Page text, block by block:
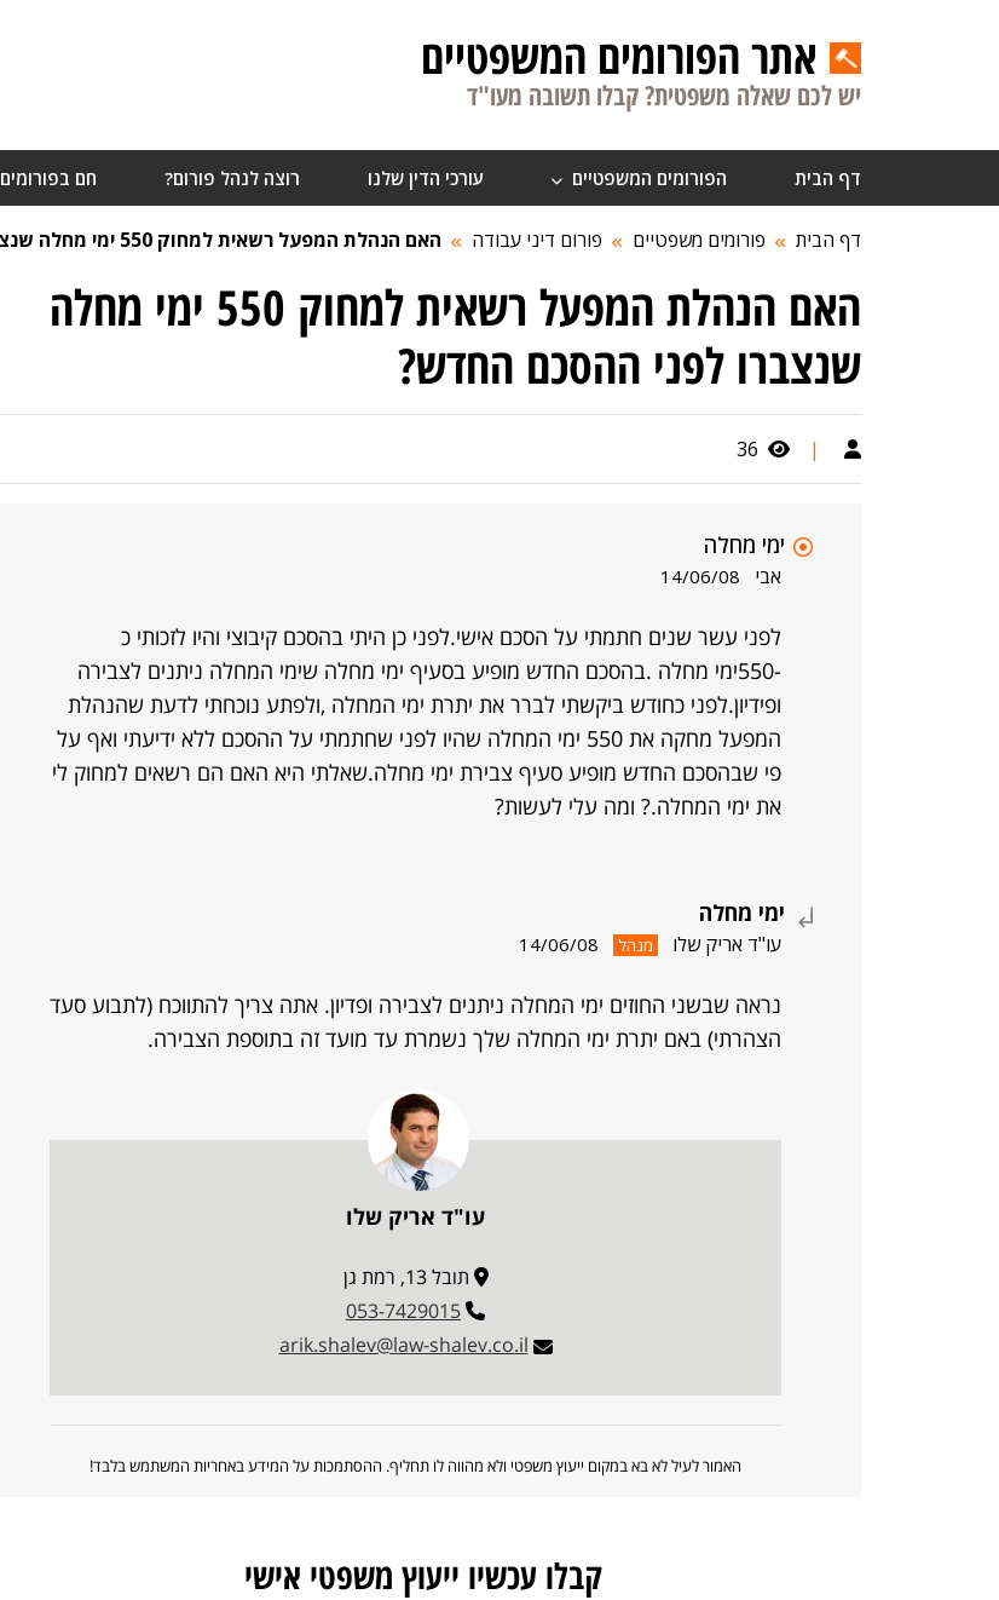
אתר הפורומים המשפטיים
יש לכם שאלה משפטית? קבלו תשובה מעו"ד
דף הבית הפורומים המשפטיים עורכי הדין שלנו רוצה לנהל פורום? חם בפורומים
דף הבית פורומים משפטיים פורום דיני עבודה האם הנהלת המפעל רשאית למחוק 550 ימי מחלה שנצברו לפני ההסכם החדש?
האם הנהלת המפעל רשאית למחוק 550 ימי מחלה
שנצברו לפני ההסכם החדש?
|
36
ימי מחלה
אבי 14/06/08
לפני עשר שנים חתמתי על הסכם אישי.לפני כן היתי בהסכם קיבוצי והיו לזכותי כ
-550ימי מחלה .בהסכם החדש מופיע בסעיף ימי מחלה שימי המחלה ניתנים לצבירה
ופידיון.לפני כחודש ביקשתי לברר את יתרת ימי המחלה ,ולפתע נוכחתי לדעת שהנהלת
המפעל מחקה את 550 ימי המחלה שהיו לפני שחתמתי על ההסכם ללא ידיעתי ואף על
פי שבהסכם החדש מופיע סעיף צבירת ימי מחלה.שאלתי היא האם הם רשאים למחוק לי
את ימי המחלה.? ומה עלי לעשות?
ימי מחלה
עו"ד אריק שלו מנהל 14/06/08
נראה שבשני החוזים ימי המחלה ניתנים לצבירה ופדיון. אתה צריך להתווכח (לתבוע סעד
הצהרתי) באם יתרת ימי המחלה שלך נשמרת עד מועד זה בתוספת הצבירה.
עו"ד אריק שלו
תובל 13, רמת גן
053-7429015
arik.shalev@law-shalev.co.il
האמור לעיל לא בא במקום ייעוץ משפטי ולא מהווה לו תחליף. ההסתמכות על המידע באחריות המשתמש בלבד!
קבלו עכשיו ייעוץ משפטי אישי